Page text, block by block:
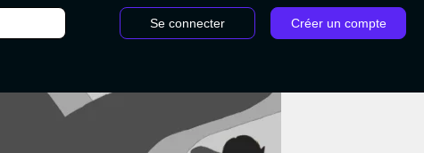
Se connecter Créer un compte